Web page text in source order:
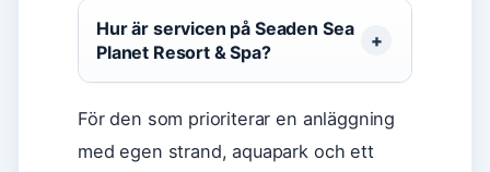
Hur är servicen på Seaden Sea
Planet Resort & Spa?
För den som prioriterar en anläggning
med egen strand, aquapark och ett